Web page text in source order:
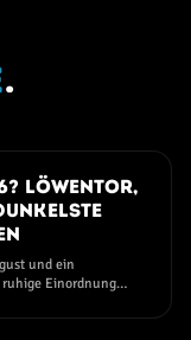
.
Löwentor,
und ein
Einordnung